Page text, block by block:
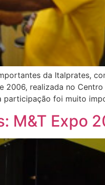
da Italprates,
2006, realizada no
participação foi muito
M&T Expo